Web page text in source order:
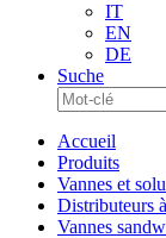
IT
EN
DE
Suche
Accueil
Produits
Vannes et
Distributeurs
Vannes